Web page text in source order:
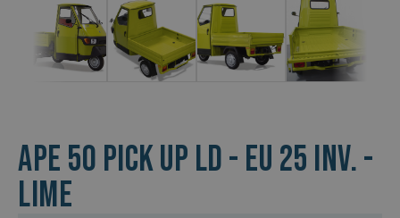
Ape 50 Pick Up LD - EU 25 inv. -
Lime